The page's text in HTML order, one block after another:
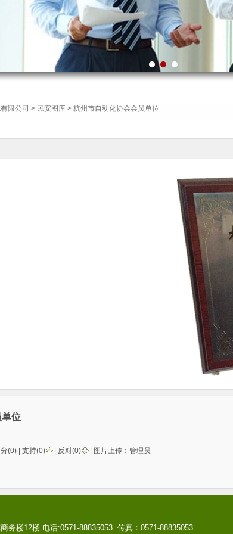
限公司 > 民安图库 > 杭州市自动化协会会员单位
位
(0) | 支持(0) 反对(0) | 图片上传： 管理员
楼12楼 电话:0571-88835053 传真：0571-88835053